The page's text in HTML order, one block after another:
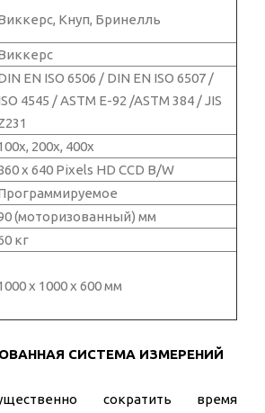
Кнуп, Бринелль
EN ISO 6506 / DIN EN ISO 6507 /
4545 / ASTM E-92 /ASTM 384 / JIS
200x, 400x
x 640 Pixels HD CCD B/W
(моторизованный) мм
кг
x 1000 x 600 мм
СИСТЕМА ИЗМЕРЕНИЙ
сократить время